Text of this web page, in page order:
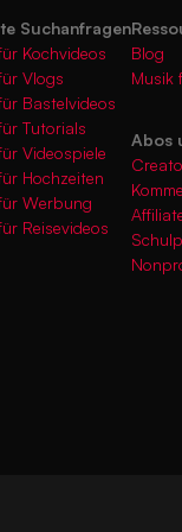
Suchanfragen
Kochvideos
Vlogs
Bastelvideos
Tutorials
Videospiele
Hochzeiten
Werbung
Reisevideos
Blog
Musik
Abos